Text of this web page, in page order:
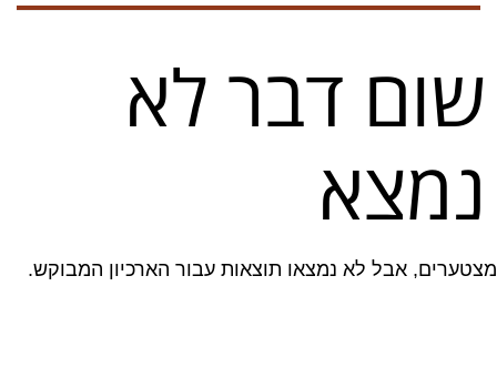
שום דבר לא
נמצא
מצטערים, אבל לא נמצאו תוצאות עבור הארכיון המבוקש.